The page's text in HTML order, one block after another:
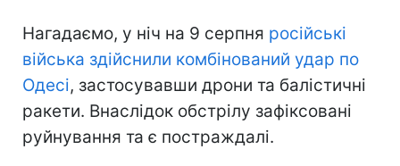
Нагадаємо, у ніч на 9 серпня російські
війська здійснили комбінований удар по
Одесі, застосувавши дрони та балістичні
ракети. Внаслідок обстрілу зафіксовані
руйнування та є постраждалі.